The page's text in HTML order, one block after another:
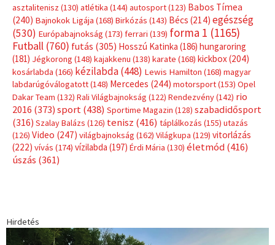
asztalitenisz (130) atlétika (144) autosport(123) Babos Tímea
(240) Bajnokok Ligája (168) Birkózás (143) Bécs (214) egészség
(530) Európabajnokság (173) ferrari (139) forma 1 (1165)
Futball (760) futás (305) Hosszú Katinka (186) hungaroring
(181) Jégkorong (148) kajakkenu (138) karate (168) kickbox(204)
kosárlabda (166) kézilabda(448) Lewis Hamilton (168) magyar
labdarúgóválogatott(148) Mercedes (244) motorsport(153) Opel
Dakar Team (132) Rali Világbajnokság (122) Rendezvény(142) rio
2016 (373) sport(438) Sportime Magazin (128) szabadidősport
(316) Szalay Balázs (126) tenisz (416) táplálkozás (155) utazás
(126) Video (247) világbajnokság (162) Világkupa (129) vitorlázás
(222) vívás (174) vízilabda (197) Érdi Mária (130) életmód(416)
úszás (361)
Hirdetés